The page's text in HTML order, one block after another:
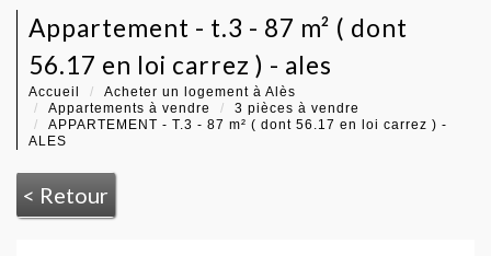
appartement - t.3 - 87 m² ( dont
56.17 en loi carrez ) - ales
Accueil
Acheter un logement à Alès
Appartements à vendre
3 pièces à vendre
APPARTEMENT - T.3 - 87 m² ( dont 56.17 en loi carrez ) -
ALES
< Retour